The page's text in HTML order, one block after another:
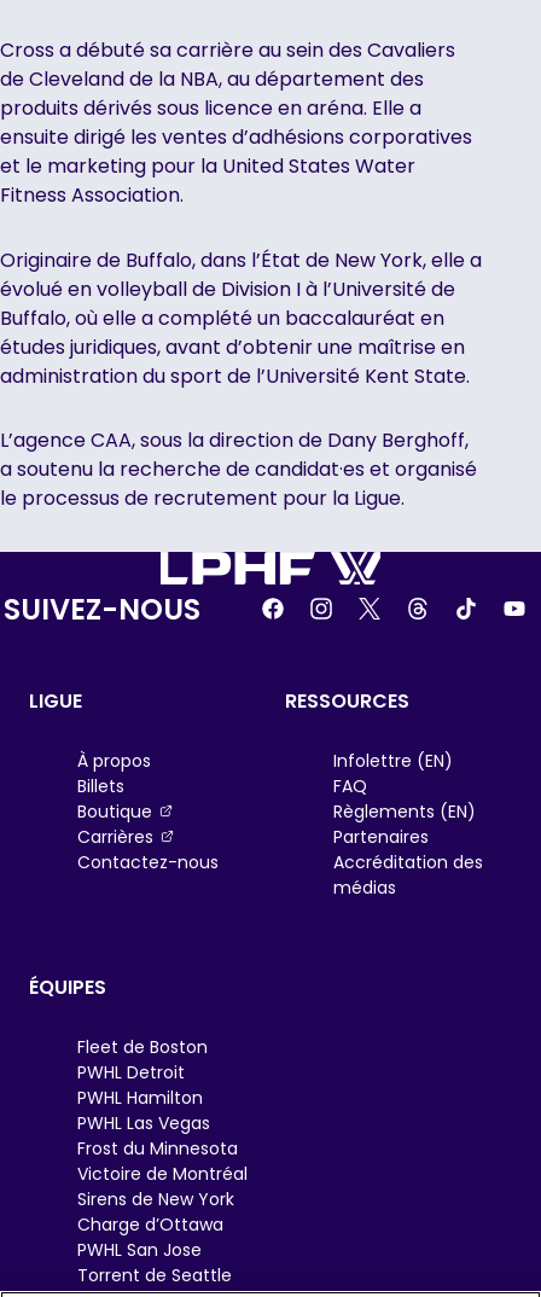
Cross a débuté sa carrière au sein des Cavaliers
de Cleveland de la NBA, au département des
produits dérivés sous licence en aréna. Elle a
ensuite dirigé les ventes d’adhésions corporatives
et le marketing pour la United States Water
Fitness Association.
Originaire de Buffalo, dans l’État de New York, elle a
évolué en volleyball de Division I à l’Université de
Buffalo, où elle a complété un baccalauréat en
études juridiques, avant d’obtenir une maîtrise en
administration du sport de l’Université Kent State.
L’agence CAA, sous la direction de Dany Berghoff,
a soutenu la recherche de candidat·es et organisé
le processus de recrutement pour la Ligue.
SUIVEZ-NOUS
LIGUE
À propos
Billets
Boutique
, opens in a new tab
Carrières
, opens in a new tab
Contactez-nous
RESSOURCES
Infolettre (EN)
FAQ
Règlements (EN)
Partenaires
Accréditation des
médias
ÉQUIPES
Fleet de Boston
PWHL Detroit
PWHL Hamilton
PWHL Las Vegas
Frost du Minnesota
Victoire de Montréal
Sirens de New York
Charge d’Ottawa
PWHL San Jose
Torrent de Seattle